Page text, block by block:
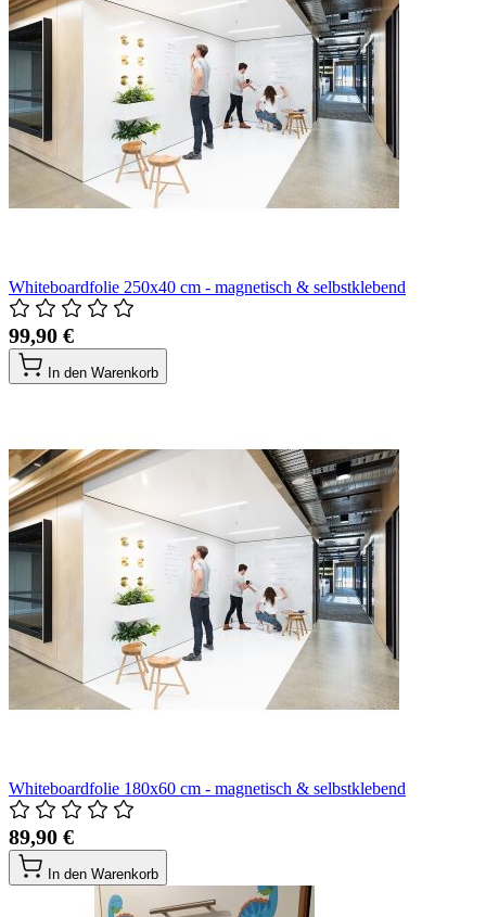
Whiteboardfolie 250x40 cm - magnetisch & selbstklebend
99,90 €
In den Warenkorb
Whiteboardfolie 180x60 cm - magnetisch & selbstklebend
89,90 €
In den Warenkorb